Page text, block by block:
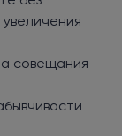
совещания